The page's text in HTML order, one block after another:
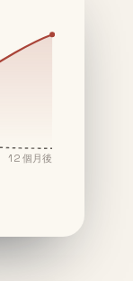
12 個月後